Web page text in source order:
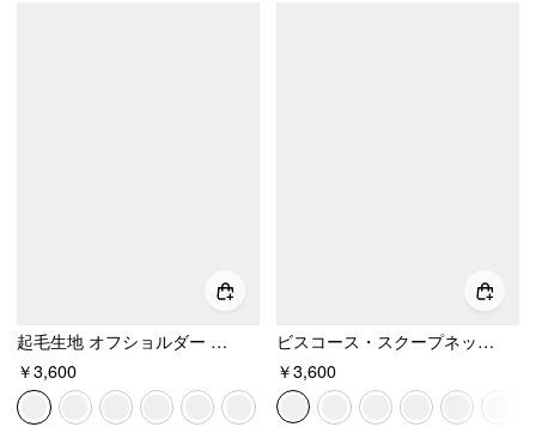
起毛生地 オフショルダー 無地 長袖 トップス
￥3,600
ビスコース・スクープネック・バックレス・半袖トップス
￥3,600